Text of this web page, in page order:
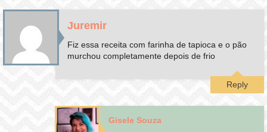
Juremir
Fiz essa receita com farinha de tapioca e o pão
murchou completamente depois de frio
Reply
Gisele Souza